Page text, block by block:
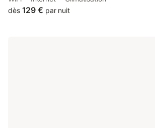
spacious air-conditioned accommodation
dès 129 € par nuit